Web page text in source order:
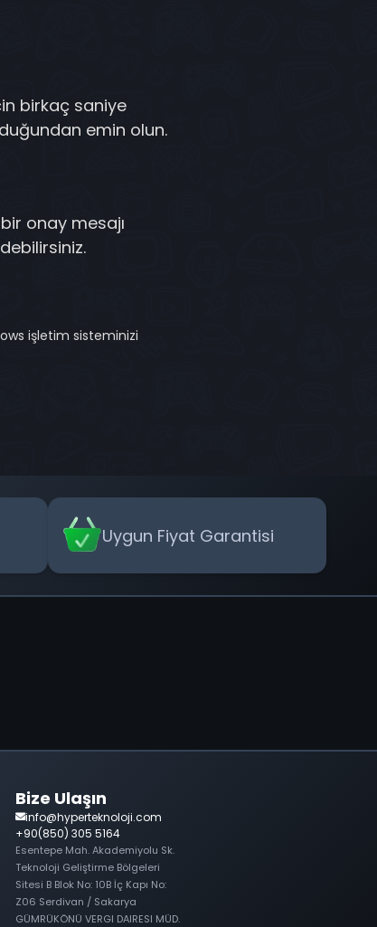
birkaç saniye
emin olun.
onay mesajı
işletim sisteminizi
Uygun Fiyat Garantisi
Bize Ulaşın
info@hyperteknoloji.com
+90(850) 305 5164
Esentepe Mah. Akademiyolu Sk.
Teknoloji Geliştirme Bölgeleri
Sitesi B Blok No: 10B İç Kapı No:
Z06 Serdivan / Sakarya
GÜMRÜKÖNÜ VERGI DAIRESI MÜD.